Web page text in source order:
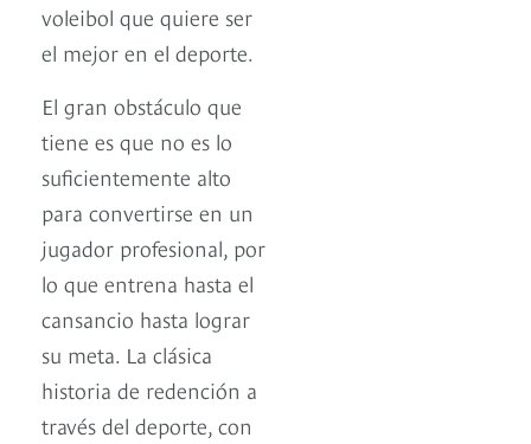
voleibol que quiere ser
el mejor en el deporte.
El gran obstáculo que
tiene es que no es lo
suficientemente alto
para convertirse en un
jugador profesional, por
lo que entrena hasta el
cansancio hasta lograr
su meta. La clásica
historia de redención a
través del deporte, con